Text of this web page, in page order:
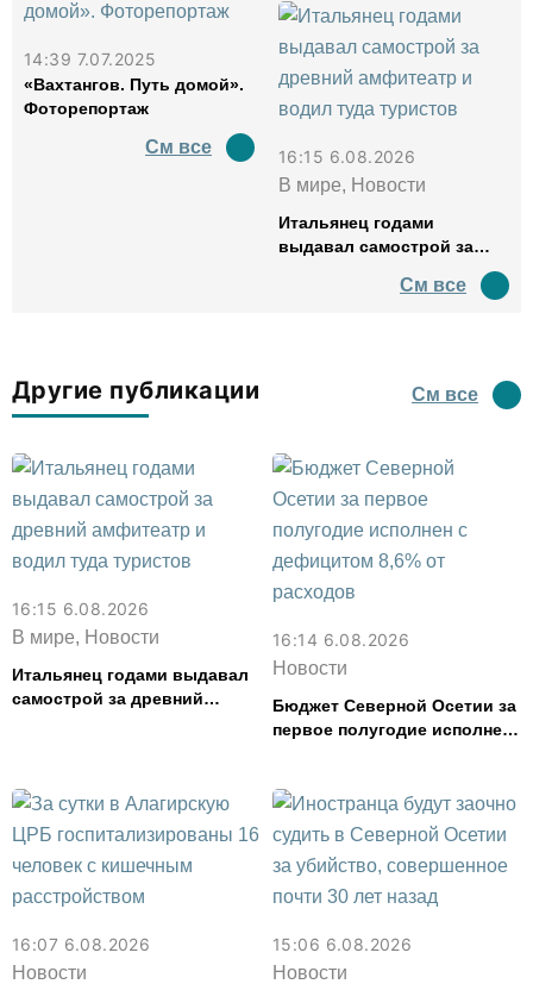
14:39 7.07.2025
«Вахтангов. Путь домой».
Фоторепортаж
См все
16:15 6.08.2026
В мире, Новости
Итальянец годами
выдавал самострой за
водил туда туристов
См все
Другие публикации См все
16:15 6.08.2026
В мире, Новости
Итальянец годами выдавал
самострой за древний
16:14 6.08.2026
Новости
Бюджет Северной Осетии за
первое полугодие исполнен
16:07 6.08.2026
Новости
15:06 6.08.2026
Новости